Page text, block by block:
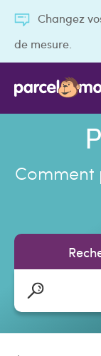
Changez
de mesure.
Comment